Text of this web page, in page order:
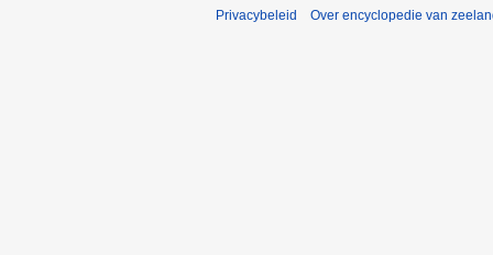
Privacybeleid Over encyclopedie van